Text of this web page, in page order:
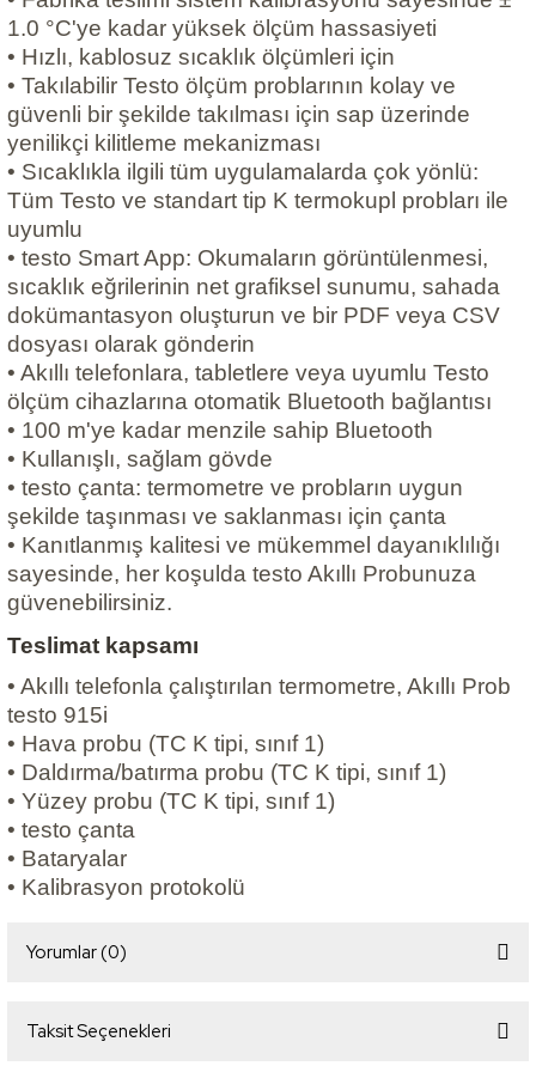
1.0 °C'ye kadar yüksek ölçüm hassasiyeti
• Hızlı, kablosuz sıcaklık ölçümleri için
• Takılabilir Testo ölçüm problarının kolay ve
güvenli bir şekilde takılması için sap üzerinde
yenilikçi kilitleme mekanizması
• Sıcaklıkla ilgili tüm uygulamalarda çok yönlü:
Tüm Testo ve standart tip K termokupl probları ile
uyumlu
• testo Smart App: Okumaların görüntülenmesi,
sıcaklık eğrilerinin net grafiksel sunumu, sahada
dokümantasyon oluşturun ve bir PDF veya CSV
dosyası olarak gönderin
• Akıllı telefonlara, tabletlere veya uyumlu Testo
ölçüm cihazlarına otomatik Bluetooth bağlantısı
• 100 m'ye kadar menzile sahip Bluetooth
• Kullanışlı, sağlam gövde
• testo çanta: termometre ve probların uygun
şekilde taşınması ve saklanması için çanta
• Kanıtlanmış kalitesi ve mükemmel dayanıklılığı
sayesinde, her koşulda testo Akıllı Probunuza
güvenebilirsiniz.
Teslimat kapsamı
• Akıllı telefonla çalıştırılan termometre, Akıllı Prob
testo 915i
• Hava probu (TC K tipi, sınıf 1)
• Daldırma/batırma probu (TC K tipi, sınıf 1)
• Yüzey probu (TC K tipi, sınıf 1)
• testo çanta
• Bataryalar
• Kalibrasyon protokolü
Yorumlar (0)
Taksit Seçenekleri